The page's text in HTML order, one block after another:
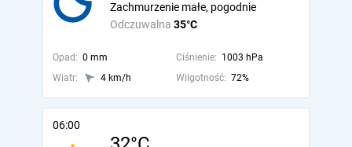
Odczuwalna 35°C
Zachmurzenie małe, pogodnie
Opad: 0 mm Ciśnienie: 1003 hPa
Wiatr:
4 km/h Wilgotność: 72%
06:00